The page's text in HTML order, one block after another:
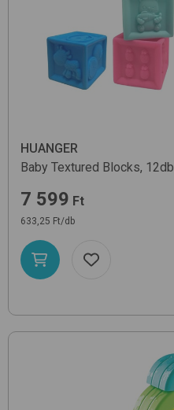
HUANGER
Baby Textured Blocks, 12db
7 599 Ft
633,25 Ft/db